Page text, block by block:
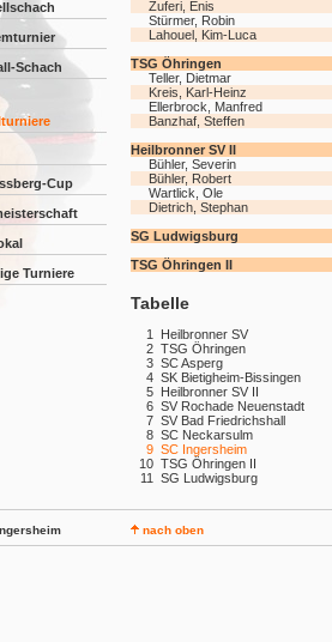
Schach
Cup
Turniere
Zuferi, Enis
Stürmer, Robin
Lahouel, Kim-Luca
TSG Öhringen
Teller, Dietmar
Kreis, Karl-Heinz
Ellerbrock, Manfred
Banzhaf, Steffen
Heilbronner SV II
Bühler, Severin
Bühler, Robert
Wartlick, Ole
Dietrich, Stephan
SG Ludwigsburg
TSG Öhringen II
Tabelle
1
Heilbronner SV
2 TSG Öhringen
3 SC Asperg
4 SK Bietigheim-Bissingen
5 Heilbronner SV II
6 SV Rochade Neuenstadt
7 SV Bad Friedrichshall
8 SC Neckarsulm
9 SC Ingersheim
10 TSG Öhringen II
11
SG Ludwigsburg
nach oben